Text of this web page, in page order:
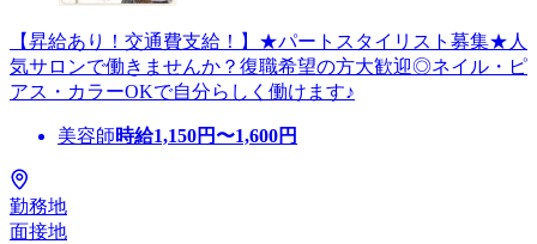
【昇給あり！交通費支給！】★パートスタイリスト募集★人
気サロンで働きませんか？復職希望の方大歓迎◎ネイル・ピ
アス・カラーOKで自分らしく働けます♪
美容師時給1,150円〜1,600円
勤務地
面接地